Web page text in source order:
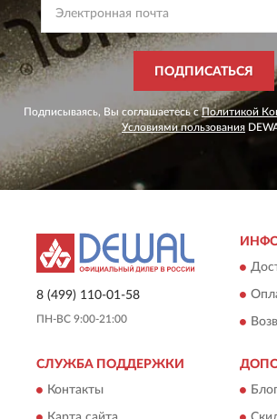
ПОДПИСАТЬСЯ
Подписываясь, Вы соглашаетесь сПолитикой
Условиями пользования
8 (499) 110-01-58
ПН-ВС 9:00-21:00
СЛУЖБА ПОДДЕРЖКИ
Контакты